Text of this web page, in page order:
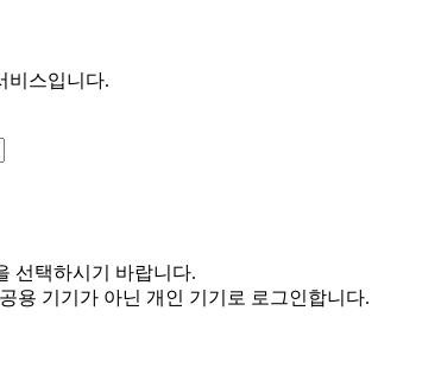
비스입니다.
선택하시기 바랍니다.
용 기기가 아닌 개인 기기로 로그인합니다.